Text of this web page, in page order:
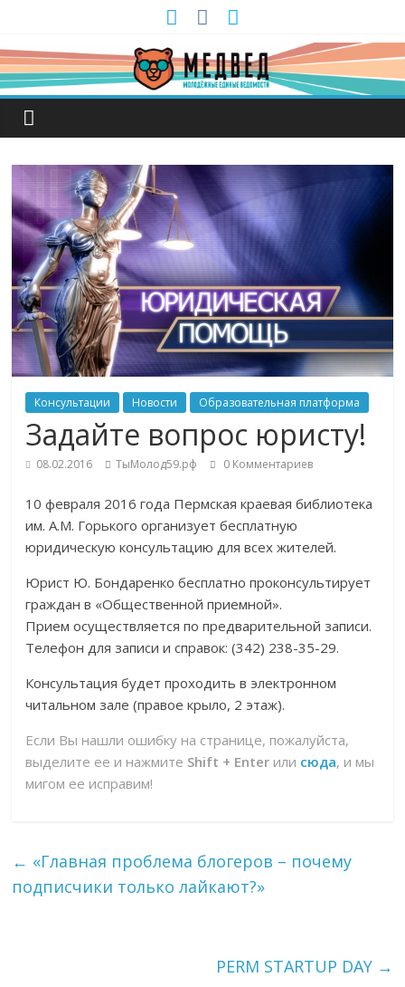
Консультации Новости Образовательная платформа
Задайте вопрос юристу!
08.02.2016 ТыМолод59.рф 0 Комментариев
10 февраля 2016 года Пермская краевая библиотека
им. А.М. Горького организует бесплатную
юридическую консультацию для всех жителей.
Юрист Ю. Бондаренко бесплатно проконсультирует
граждан в «Общественной приемной».
Прием осуществляется по предварительной записи.
Телефон для записи и справок: (342) 238-35-29.
Консультация будет проходить в электронном
читальном зале (правое крыло, 2 этаж).
Если Вы нашли ошибку на странице, пожалуйста,
выделите ее и нажмите Shift + Enter или сюда, и мы
мигом ее исправим!
← «Главная проблема блогеров – почему
подписчики только лайкают?»
PERM STARTUP DAY →